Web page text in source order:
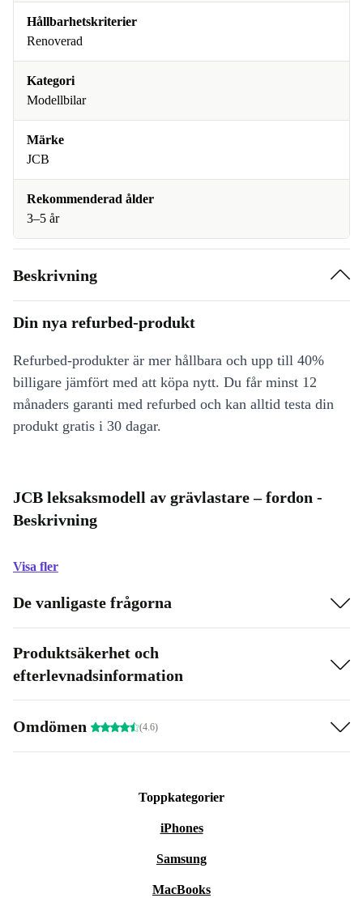
Hållbarhetskriterier
Renoverad
Kategori
Modellbilar
Märke
JCB
Rekommenderad ålder
3–5 år
Beskrivning
Din nya refurbed-produkt
Refurbed-produkter är mer hållbara och upp till 40%
billigare jämfört med att köpa nytt. Du får minst 12
månaders garanti med refurbed och kan alltid testa din
produkt gratis i 30 dagar.
JCB leksaksmodell av grävlastare – fordon -
Beskrivning
Visa fler
De vanligaste frågorna
Produktsäkerhet och
efterlevnadsinformation
Omdömen (4.6)
Toppkategorier
iPhones
Samsung
MacBooks